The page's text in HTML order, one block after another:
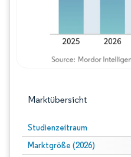
Marktübersicht
Studienzeitraum
Marktgröße (2026)